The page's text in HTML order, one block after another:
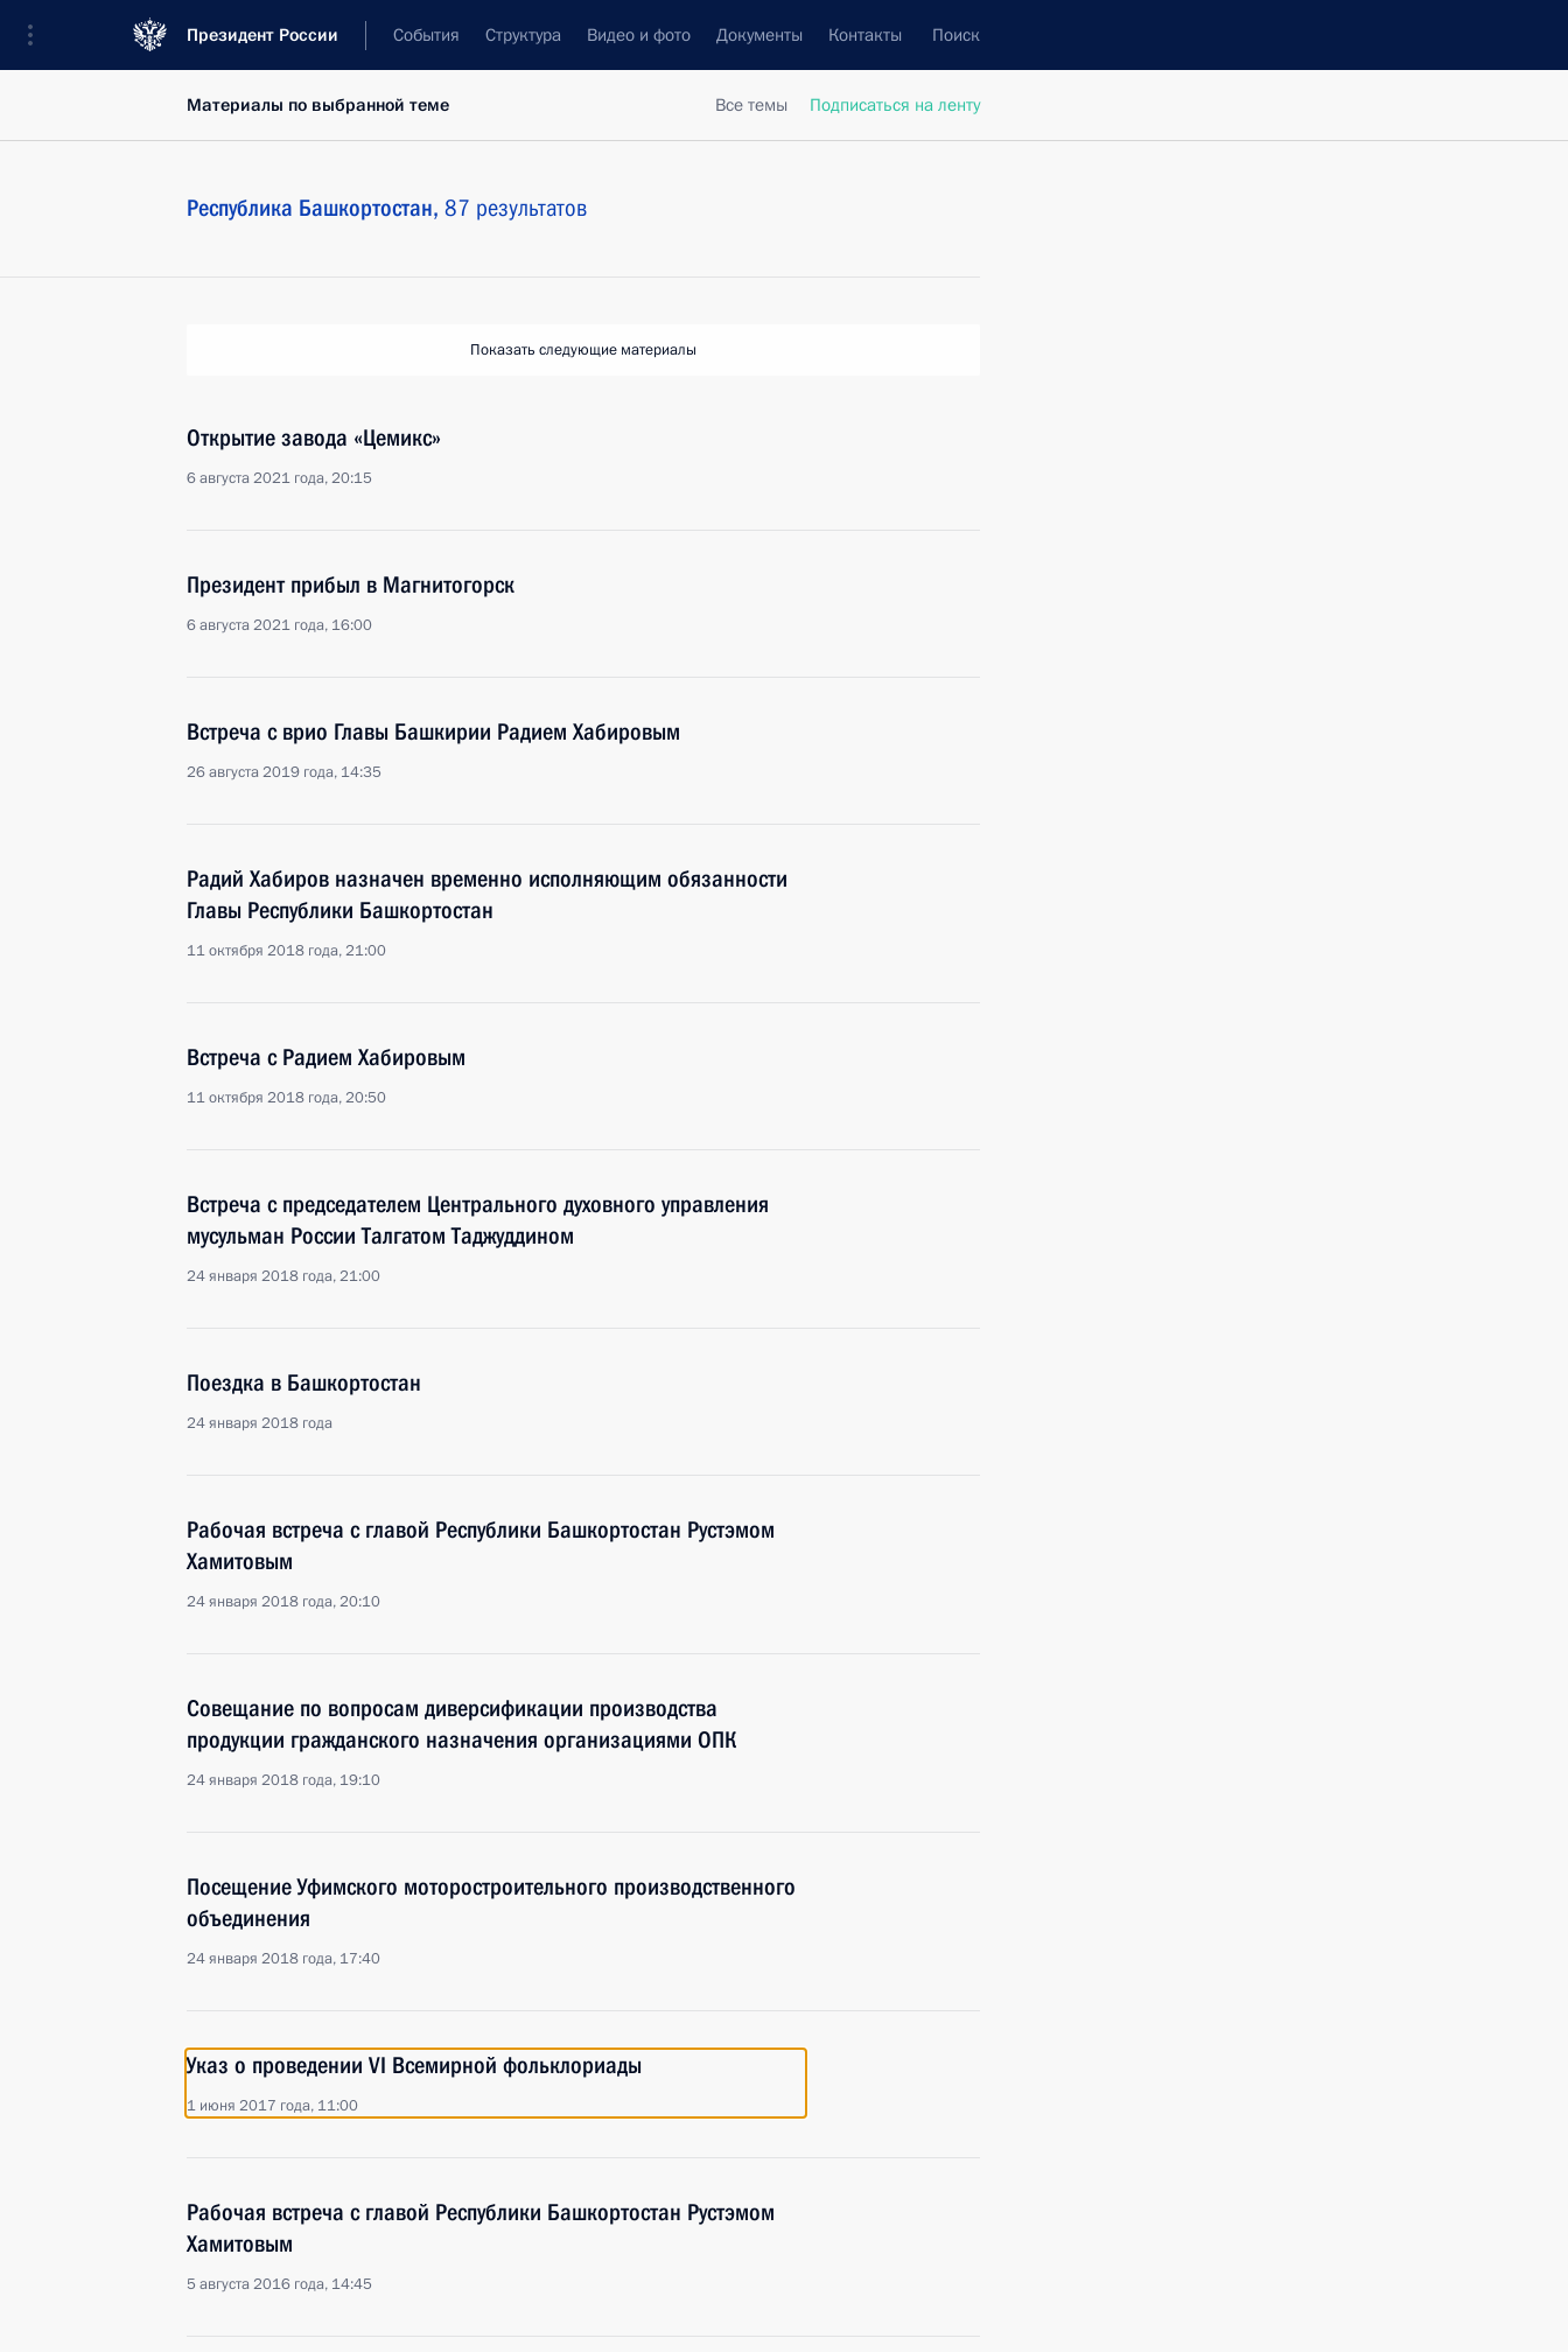
Президент России События Структура Видео и фото Документы Контакты Поиск
Все темы Подписаться на ленту
Материалы по выбранной теме
Республика Башкортостан, 87 результатов
Показать следующие материалы
Открытие завода «Цемикс»
6 августа 2021 года, 20:15
Президент прибыл в Магнитогорск
6 августа 2021 года, 16:00
Встреча с врио Главы Башкирии Радием Хабировым
26 августа 2019 года, 14:35
Радий Хабиров назначен временно исполняющим обязанности
Главы Республики Башкортостан
11 октября 2018 года, 21:00
Встреча с Радием Хабировым
11 октября 2018 года, 20:50
Встреча с председателем Центрального духовного управления
мусульман России Талгатом Таджуддином
24 января 2018 года, 21:00
Поездка в Башкортостан
24 января 2018 года
Рабочая встреча с главой Республики Башкортостан Рустэмом
Хамитовым
24 января 2018 года, 20:10
Совещание по вопросам диверсификации производства
продукции гражданского назначения организациями ОПК
24 января 2018 года, 19:10
Посещение Уфимского моторостроительного производственного
объединения
24 января 2018 года, 17:40
Указ о проведении VI Всемирной фольклориады
1 июня 2017 года, 11:00
Рабочая встреча с главой Республики Башкортостан Рустэмом
Хамитовым
5 августа 2016 года, 14:45